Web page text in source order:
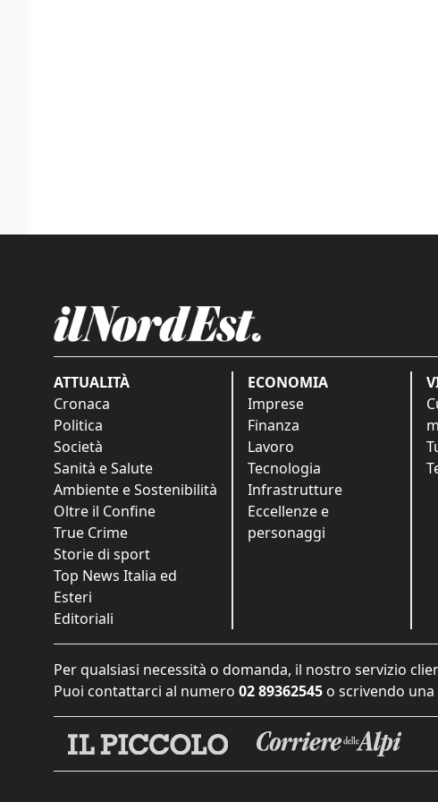
ATTUALITÀ
Cronaca
Politica
Società
Sanità e Salute
Ambiente e Sostenibilità
Oltre il Confine
True Crime
Storie di sport
Top News Italia ed
Esteri
Editoriali
ECONOMIA
Imprese
Finanza
Lavoro
Tecnologia
Infrastrutture
Eccellenze e
personaggi
Per qualsiasi necessità o domanda, il nostro servizio
Puoi contattarci al numero 02 89362545 o scrivendo una